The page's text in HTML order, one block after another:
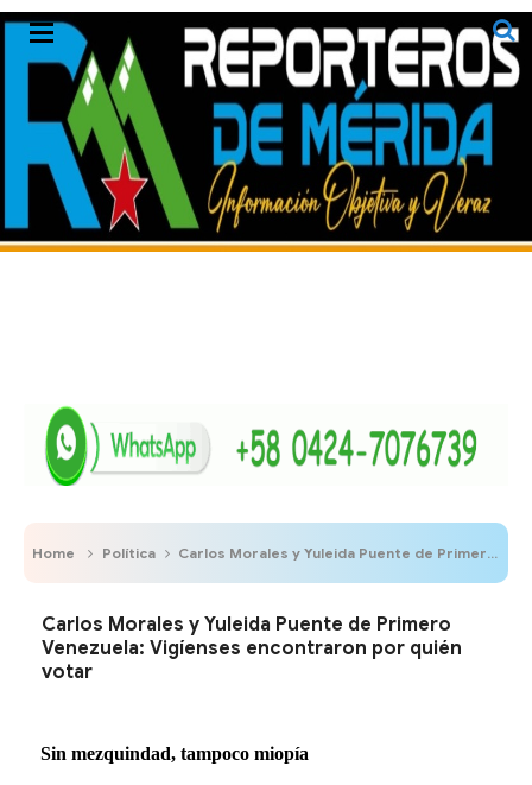
Home Política Carlos Morales y Yuleida Puente de Primero Venezuela: Vigíenses encontraron por quién votar
Carlos Morales y Yuleida Puente de Primero
Venezuela: Vigíenses encontraron por quién
votar
Sin mezquindad, tampoco miopía